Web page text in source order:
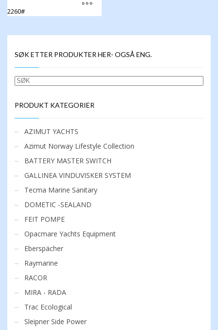
2260#
har
varianter.
Alternativene
kan
velges
produktsiden
SØK ETTER PRODUKTER HER- OGSÅ ENG.
SØK
PRODUKT KATEGORIER
AZIMUT YACHTS
Azimut Norway Lifestyle Collection
BATTERY MASTER SWITCH
GALLINEA VINDUVISKER SYSTEM
Tecma Marine Sanitary
DOMETIC -SEALAND
FEIT POMPE
Opacmare Yachts Equipment
Eberspächer
Raymarine
RACOR
MIRA - RADA
Trac Ecological
Sleipner Side Power